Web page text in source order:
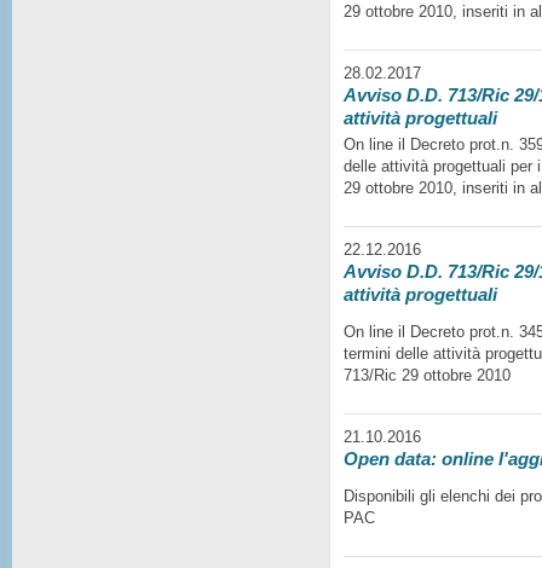
29 ottobre 2010, inseriti in
28.02.2017
Avviso D.D. 713/Ric
attività progettuali
On line il Decreto prot.n.
delle attività progettuali per
29 ottobre 2010, inseriti in
22.12.2016
Avviso D.D. 713/Ric
attività progettuali
On line il Decreto prot.n.
termini delle attività
713/Ric 29 ottobre 2010
21.10.2016
Open data: online
Disponibili gli elenchi dei
PAC